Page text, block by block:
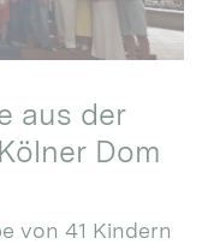
aus der
Dom
von 41 Kindern